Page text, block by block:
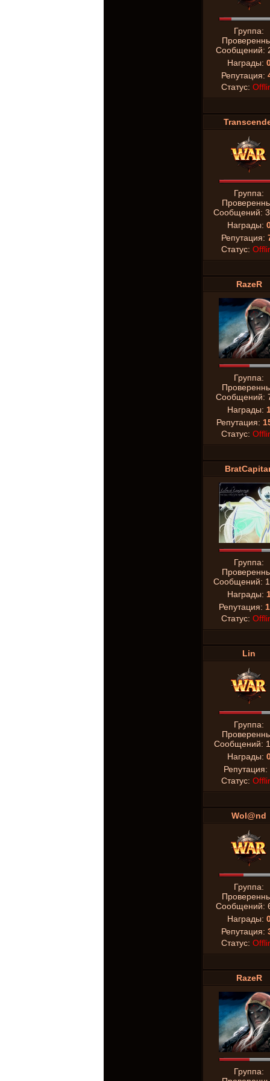
Группа:
Сообщений:
Награды:
Репутация:
Статус:
Группа:
Сообщений:
Награды:
Репутация:
Статус:
RazeR
Группа:
Сообщений:
Награды:
Репутация:
Статус:
Группа:
Сообщений:
Награды:
Репутация:
Статус:
Lin
Группа:
Сообщений:
Награды:
Репутация:
Статус:
Wol@nd
Группа:
Сообщений:
Награды:
Репутация:
Статус:
RazeR
Группа: